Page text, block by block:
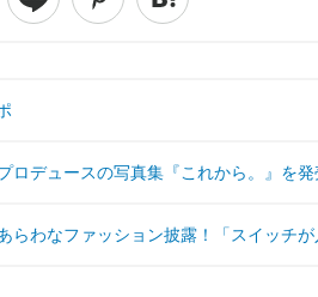
ロデュースの写真集『これから。』を発
らわなファッション披露！「スイッチが